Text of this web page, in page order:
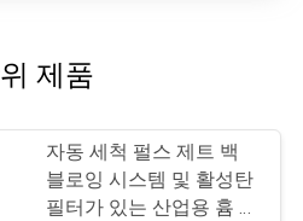
제품
자동 세척 펄스 제트 백
블로잉 시스템 및 활성탄
필터가 있는 산업용 흄 집